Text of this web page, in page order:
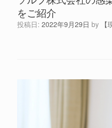
をご紹介
投稿日: 2022年9月29日 by